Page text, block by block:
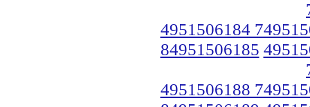
4951506184
84951506185
4951506188